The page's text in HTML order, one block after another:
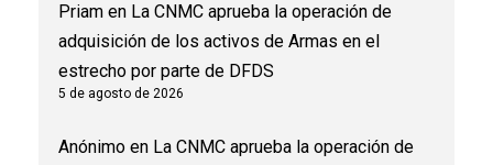
Priam en La CNMC aprueba la operación de
adquisición de los activos de Armas en el
estrecho por parte de DFDS
5 de agosto de 2026
Anónimo en La CNMC aprueba la operación de